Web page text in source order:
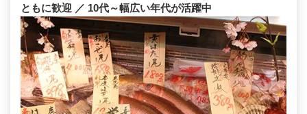
ともに歓迎 ／ 10代～幅広い年代が活躍中